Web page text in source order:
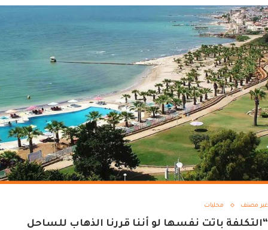
غير مصنف محليات
“التكلفة باتت نفسها لو أننا قررنا الذهاب للساحل